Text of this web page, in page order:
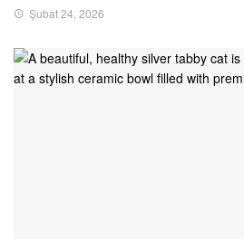
Şubat 24, 2026